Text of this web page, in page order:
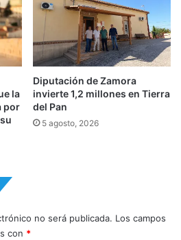
la
por
Diputación de Zamora
invierte 1,2 millones en Tierra
del Pan
5 agosto, 2026
no será publicada. Los campos
con *